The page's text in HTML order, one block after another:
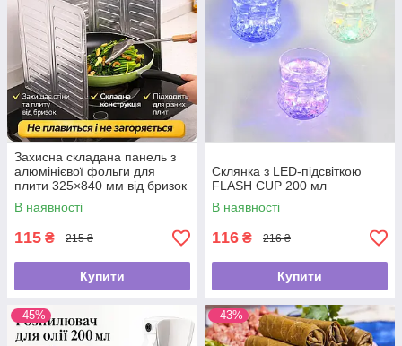
Захисна складана панель з
алюмінієвої фольги для
плити 325×840 мм від бризок
жиру
В наявності
115 ₴ 215 ₴
Купити
Склянка з LED-підсвіткою
FLASH CUP 200 мл
В наявності
116 ₴ 216 ₴
Купити
–45% –43%